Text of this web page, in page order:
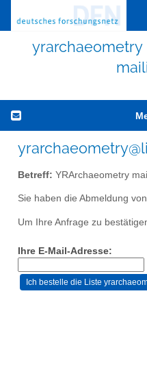
yrarchaeometry
Betreff: YRArchaeometry
Sie haben die Abmeldung
Um Ihre Anfrage zu
Ihre E-Mail-Adresse: